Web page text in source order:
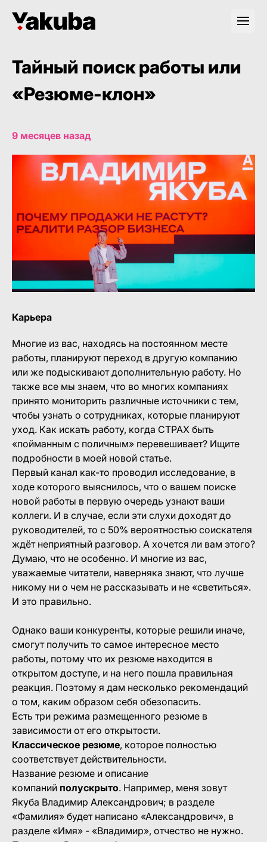
Тайный поиск работы или
«Резюме-клон»
9 месяцев назад
Карьера
Многие из вас, находясь на постоянном месте
работы, планируют переход в другую компанию
или же подыскивают дополнительную работу. Но
также все мы знаем, что во многих компаниях
принято мониторить различные источники с тем,
чтобы узнать о сотрудниках, которые планируют
уход. Как искать работу, когда СТРАХ быть
«пойманным с поличным» перевешивает? Ищите
подробности в моей новой статье.
Первый канал как-то проводил исследование, в
ходе которого выяснилось, что о вашем поиске
новой работы в первую очередь узнают ваши
коллеги. И в случае, если эти слухи доходят до
руководителей, то с 50% вероятностью соискателя
ждёт неприятный разговор. А хочется ли вам этого?
Думаю, что не особенно. И многие из вас,
уважаемые читатели, наверняка знают, что лучше
никому ни о чем не рассказывать и не «светиться».
И это правильно.
Однако ваши конкуренты, которые решили иначе,
смогут получить то самое интересное место
работы, потому что их резюме находится в
открытом доступе, и на него пошла правильная
реакция. Поэтому я дам несколько рекомендаций
о том, каким образом себя обезопасить.
Есть три режима размещенного резюме в
зависимости от его открытости.
Классическое резюме, которое полностью
соответствует действительности.
Название резюме и описание
компаний полускрыто. Например, меня зовут
Якуба Владимир Александрович; в разделе
«Фамилия» будет написано «Александрович», в
разделе «Имя» - «Владимир», отчество не нужно.